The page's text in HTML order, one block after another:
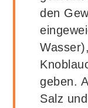
den
geben.
Salz